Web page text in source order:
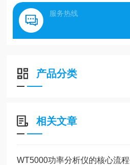
服务热线
产品分类
相关文章
WT5000功率分析仪的核心流